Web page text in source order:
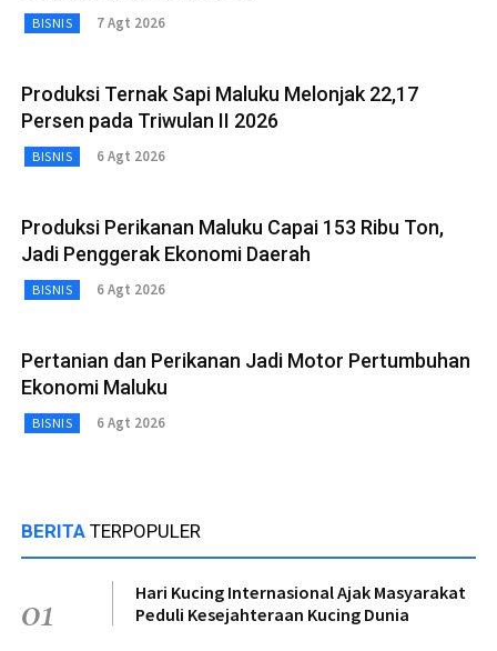
BISNIS 7 Agt 2026
Produksi Ternak Sapi Maluku Melonjak 22,17
Persen pada Triwulan II 2026
BISNIS 6 Agt 2026
Produksi Perikanan Maluku Capai 153 Ribu Ton,
Jadi Penggerak Ekonomi Daerah
BISNIS 6 Agt 2026
Pertanian dan Perikanan Jadi Motor Pertumbuhan
Ekonomi Maluku
BISNIS 6 Agt 2026
BERITA TERPOPULER
01
Hari Kucing Internasional Ajak Masyarakat
Peduli Kesejahteraan Kucing Dunia